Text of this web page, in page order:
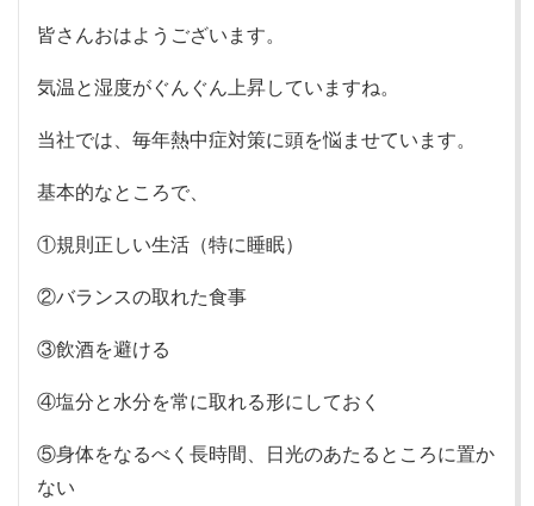
皆さんおはようございます。
気温と湿度がぐんぐん上昇していますね。
当社では、毎年熱中症対策に頭を悩ませています。
基本的なところで、
①規則正しい生活（特に睡眠）
②バランスの取れた食事
③飲酒を避ける
④塩分と水分を常に取れる形にしておく
⑤身体をなるべく長時間、日光のあたるところに置か
ない